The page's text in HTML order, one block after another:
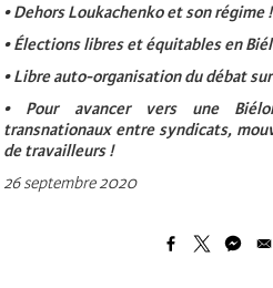
• Dehors Loukachenko et son régime !
• Élections libres et équitables en
• Libre auto-organisation du débat
• Pour avancer vers une
transnationaux entre syndicats,
de travailleurs !
26 septembre 2020